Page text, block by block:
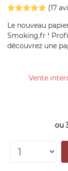
(17
Le nouveau
Smoking.fr !
découvrez une
Vente
ou